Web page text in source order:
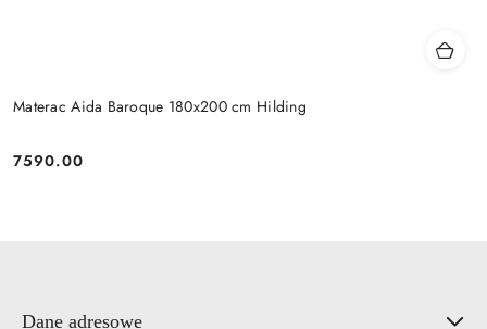
Materac Aida Baroque 180x200 cm Hilding
Cena:
7590.00
Dane adresowe